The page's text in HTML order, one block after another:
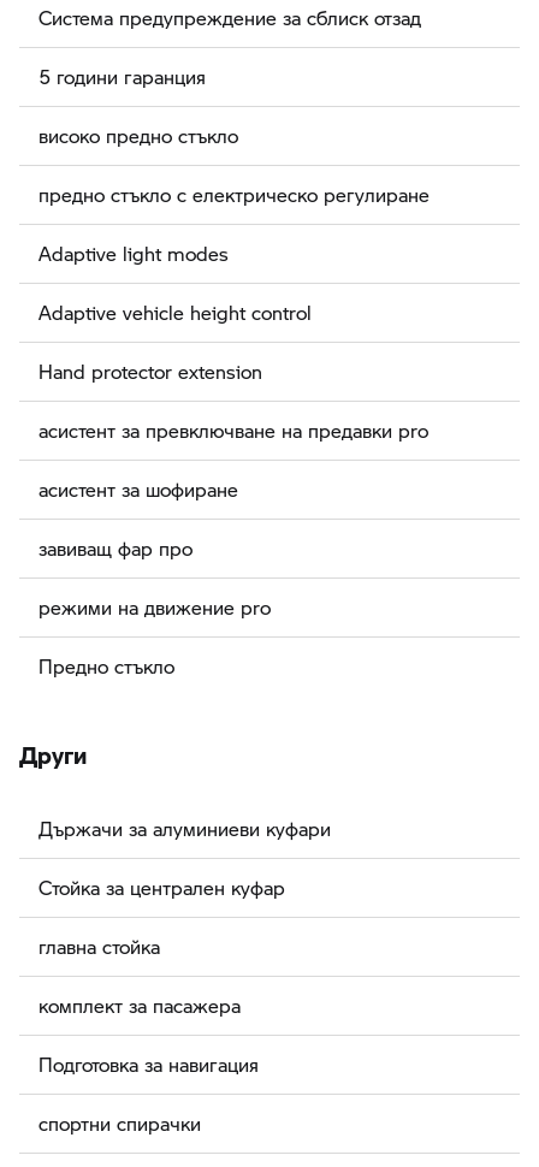
Система предупреждение за сблиск отзад
5 години гаранция
високо предно стъкло
предно стъкло с електрическо регулиране
Adaptive light modes
Adaptive vehicle height control
Hand protector extension
асистент за превключване на предавки pro
асистент за шофиране
завиващ фар про
режими на движение pro
Предно стъкло
Други
Държачи за алуминиеви куфари
Стойка за централен куфар
главна стойка
комплект за пасажера
Подготовка за навигация
спортни спирачки